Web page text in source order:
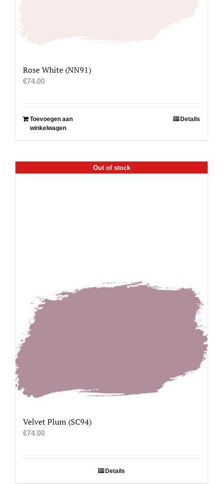
Rose White (NN91)
€74.00
Toevoegen aan
winkelwagen
Details
Out of stock
Velvet Plum (SC94)
€74.00
Details